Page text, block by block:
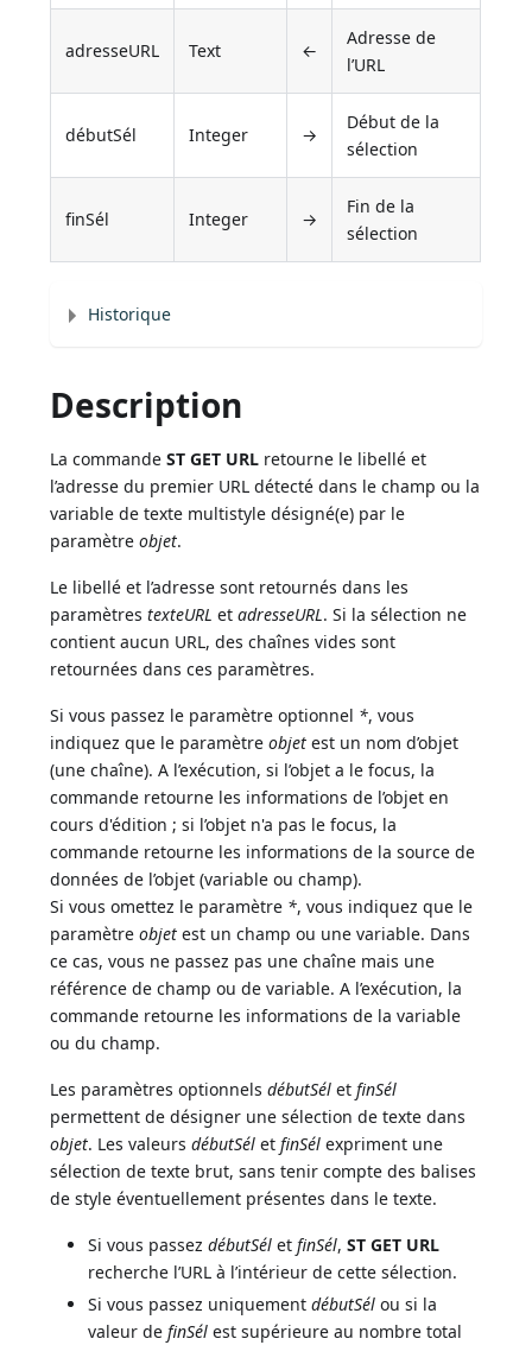
adresseURL Text ←
Adresse de
l’URL
débutSél Integer →
Début de la
sélection
finSél Integer →
Fin de la
sélection
Historique
Description
La commandeST GET URL retourne le libellé et
l’adresse du premier URL détecté dans le champ ou la
variable de texte multistyle désigné(e) par le
paramètreobjet.
Le libellé et l’adresse sont retournés dans les
paramètrestexteURL etadresseURL. Si la sélection ne
contient aucun URL, des chaînes vides sont
retournées dans ces paramètres.
Si vous passez le paramètre optionnel *, vous
indiquez que le paramètreobjet est un nom d’objet
(une chaîne). A l’exécution, si l’objet a le focus, la
commande retourne les informations de l’objet en
cours d'édition ; si l’objet n'a pas le focus, la
commande retourne les informations de la source de
données de l’objet (variable ou champ).
Si vous omettez le paramètre *, vous indiquez que le
paramètreobjet est un champ ou une variable. Dans
ce cas, vous ne passez pas une chaîne mais une
référence de champ ou de variable. A l’exécution, la
commande retourne les informations de la variable
ou du champ.
Les paramètres optionnelsdébutSél etfinSél
permettent de désigner une sélection de texte dans
objet. Les valeursdébutSél etfinSél expriment une
sélection de texte brut, sans tenir compte des balises
de style éventuellement présentes dans le texte.
Si vous passezdébutSél etfinSél,ST GET URL
recherche l’URL à l’intérieur de cette sélection.
Si vous passez uniquementdébutSél ou si la
valeur definSél est supérieure au nombre total